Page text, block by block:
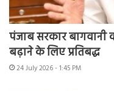
पंजाब सरकार
बढ़ाने के लिए प्रतिबद्ध
24 July 2026 - 1:45 PM